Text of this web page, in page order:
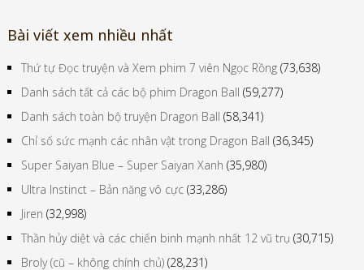
Bài viết xem nhiều nhất
Thứ tự Đọc truyện và Xem phim 7 viên Ngọc Rồng (73,638)
Danh sách tất cả các bộ phim Dragon Ball (59,277)
Danh sách toàn bộ truyện Dragon Ball (58,341)
Chỉ số sức mạnh các nhân vật trong Dragon Ball (36,345)
Super Saiyan Blue – Super Saiyan Xanh (35,980)
Ultra Instinct – Bản năng vô cực (33,286)
Jiren (32,998)
Thần hủy diệt và các chiến binh mạnh nhất 12 vũ trụ (30,715)
Broly (cũ – không chính chủ) (28,231)